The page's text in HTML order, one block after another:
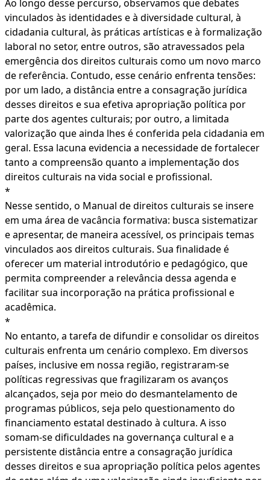
Ao longo desse percurso, observamos que debates
vinculados às identidades e à diversidade cultural, à
cidadania cultural, às práticas artísticas e à formalização
laboral no setor, entre outros, são atravessados pela
emergência dos direitos culturais como um novo marco
de referência. Contudo, esse cenário enfrenta tensões:
por um lado, a distância entre a consagração jurídica
desses direitos e sua efetiva apropriação política por
parte dos agentes culturais; por outro, a limitada
valorização que ainda lhes é conferida pela cidadania em
geral. Essa lacuna evidencia a necessidade de fortalecer
tanto a compreensão quanto a implementação dos
direitos culturais na vida social e profissional.
*
Nesse sentido, o Manual de direitos culturais se insere
em uma área de vacância formativa: busca sistematizar
e apresentar, de maneira acessível, os principais temas
vinculados aos direitos culturais. Sua finalidade é
oferecer um material introdutório e pedagógico, que
permita compreender a relevância dessa agenda e
facilitar sua incorporação na prática profissional e
acadêmica.
*
No entanto, a tarefa de difundir e consolidar os direitos
culturais enfrenta um cenário complexo. Em diversos
países, inclusive em nossa região, registraram-se
políticas regressivas que fragilizaram os avanços
alcançados, seja por meio do desmantelamento de
programas públicos, seja pelo questionamento do
financiamento estatal destinado à cultura. A isso
somam-se dificuldades na governança cultural e a
persistente distância entre a consagração jurídica
desses direitos e sua apropriação política pelos agentes